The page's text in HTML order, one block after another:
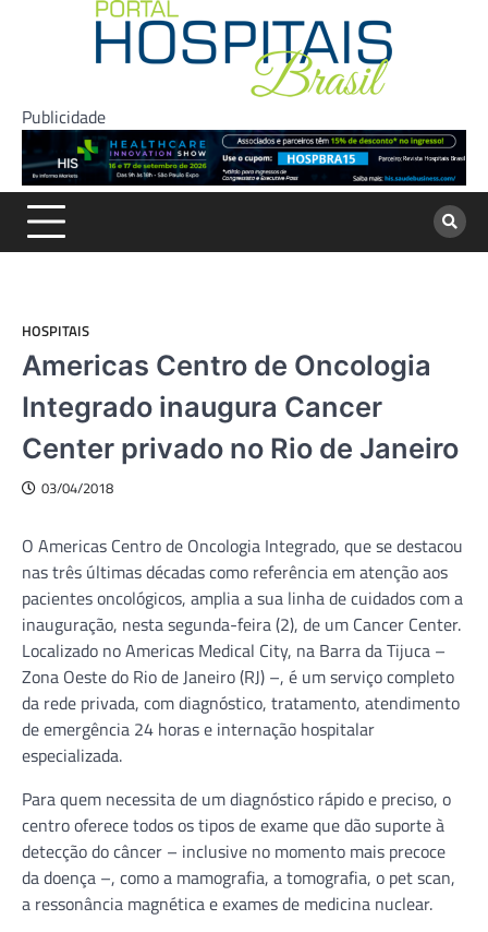
Publicidade
HOSPITAIS
Americas Centro de Oncologia
Integrado inaugura Cancer
Center privado no Rio de Janeiro
03/04/2018
O Americas Centro de Oncologia Integrado, que se destacou
nas três últimas décadas como referência em atenção aos
pacientes oncológicos, amplia a sua linha de cuidados com a
inauguração, nesta segunda-feira (2), de um Cancer Center.
Localizado no Americas Medical City, na Barra da Tijuca –
Zona Oeste do Rio de Janeiro (RJ) –, é um serviço completo
da rede privada, com diagnóstico, tratamento, atendimento
de emergência 24 horas e internação hospitalar
especializada.
Para quem necessita de um diagnóstico rápido e preciso, o
centro oferece todos os tipos de exame que dão suporte à
detecção do câncer – inclusive no momento mais precoce
da doença –, como a mamografia, a tomografia, o pet scan,
a ressonância magnética e exames de medicina nuclear.